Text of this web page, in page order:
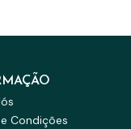
Condições